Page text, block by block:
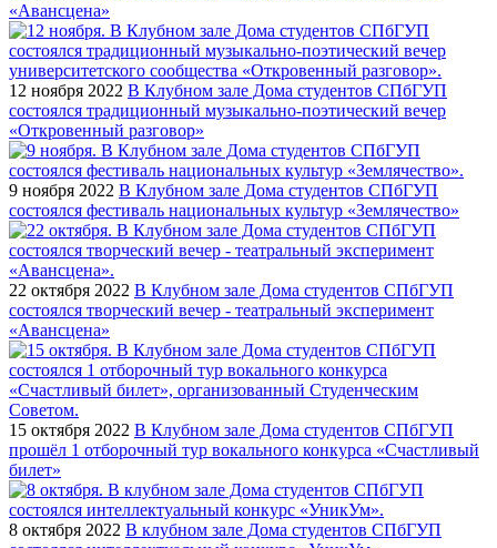
«Авансцена»
12 ноября 2022 В Клубном зале Дома студентов СПбГУП
состоялся традиционный музыкально-поэтический вечер
«Откровенный разговор»
9 ноября 2022 В Клубном зале Дома студентов СПбГУП
состоялся фестиваль национальных культур «Землячество»
22 октября 2022 В Клубном зале Дома студентов СПбГУП
состоялся творческий вечер - театральный эксперимент
«Авансцена»
15 октября 2022 В Клубном зале Дома студентов СПбГУП
прошёл 1 отборочный тур вокального конкурса «Счастливый
билет»
8 октября 2022 В клубном зале Дома студентов СПбГУП